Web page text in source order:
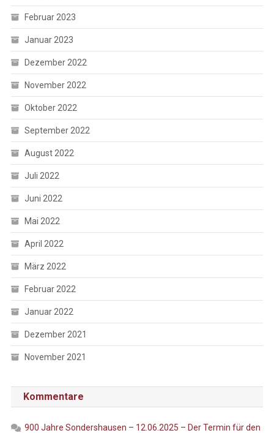
Februar 2023
Januar 2023
Dezember 2022
November 2022
Oktober 2022
September 2022
August 2022
Juli 2022
Juni 2022
Mai 2022
April 2022
März 2022
Februar 2022
Januar 2022
Dezember 2021
November 2021
Kommentare
900 Jahre Sondershausen – 12.06.2025 – Der Termin für den